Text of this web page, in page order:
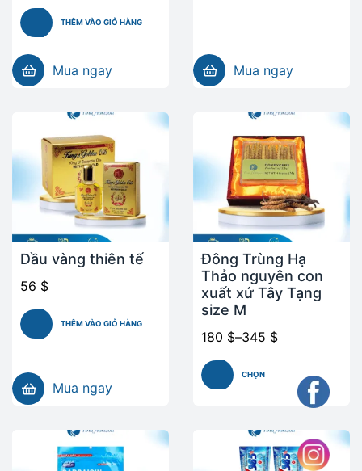
THÊM VÀO GIỎ HÀNG
Mua ngay Mua ngay
Dầu vàng thiên tế
56 $
THÊM VÀO GIỎ HÀNG
Mua ngay
Đông Trùng Hạ
Thảo nguyên con
xuất xứ Tây Tạng
size M
180 $–345 $
CHỌN